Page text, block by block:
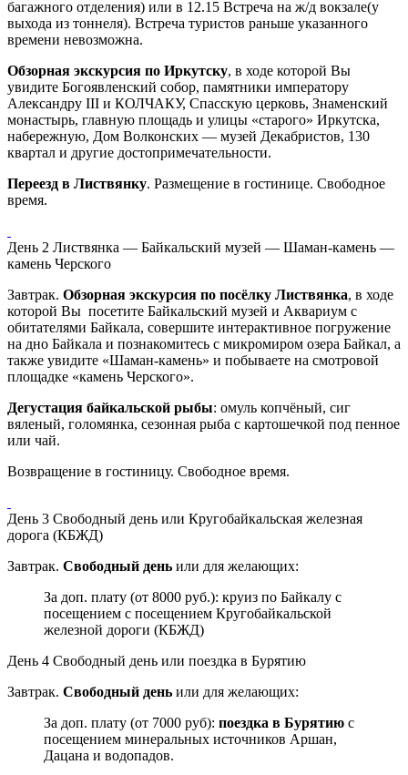
багажного отделения) или в 12.15 Встреча на ж/д вокзале(у
выхода из тоннеля). Встреча туристов раньше указанного
времени невозможна.
Обзорная экскурсия по Иркутску, в ходе которой Вы
увидите Богоявленский собор, памятники императору
Александру III и КОЛЧАКУ, Спасскую церковь, Знаменский
монастырь, главную площадь и улицы «старого» Иркутска,
набережную, Дом Волконских — музей Декабристов, 130
квартал и другие достопримечательности.
Переезд в Листвянку. Размещение в гостинице. Свободное
время.
День 2 Листвянка — Байкальский музей — Шаман-камень —
камень Черского
Завтрак. Обзорная экскурсия по посёлку Листвянка, в ходе
которой Вы посетите Байкальский музей и Аквариум с
обитателями Байкала, совершите интерактивное погружение
на дно Байкала и познакомитесь с микромиром озера Байкал, а
также увидите «Шаман-камень» и побываете на смотровой
площадке «камень Черского».
Дегустация байкальской рыбы: омуль копчёный, сиг
вяленый, голомянка, сезонная рыба с картошечкой под пенное
или чай.
Возвращение в гостиницу. Свободное время.
День 3 Свободный день или Кругобайкальская железная
дорога (КБЖД)
Завтрак. Свободный день или для желающих:
За доп. плату (от 8000 руб.): круиз по Байкалу с
посещением с посещением Кругобайкальской
железной дороги (КБЖД)
День 4 Свободный день или поездка в Бурятию
Завтрак. Свободный день или для желающих:
За доп. плату (от 7000 руб): поездка в Бурятию с
посещением минеральных источников Аршан,
Дацана и водопадов.